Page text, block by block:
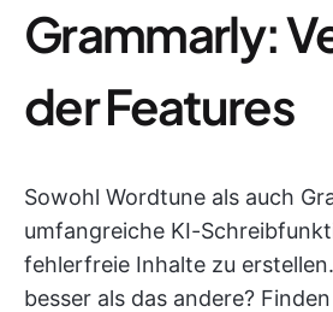
Grammarly:
der Features
Sowohl Wordtune als auch
umfangreiche KI-
fehlerfreie Inhalte zu
besser als das andere?